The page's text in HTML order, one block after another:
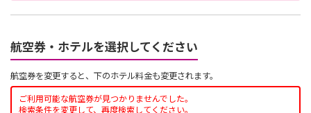
航空券・ホテルを選択してください
航空券を変更すると、下のホテル料金も変更されます。
ご利用可能な航空券が見つかりませんでした。
検索条件を変更して、再度検索してください。